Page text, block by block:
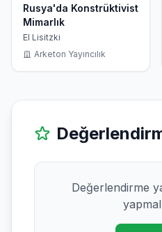
Rusya'da Konstrüktivist
Mimarlık
El Lisitzki
Arketon Yayıncılık
Değerlendirme